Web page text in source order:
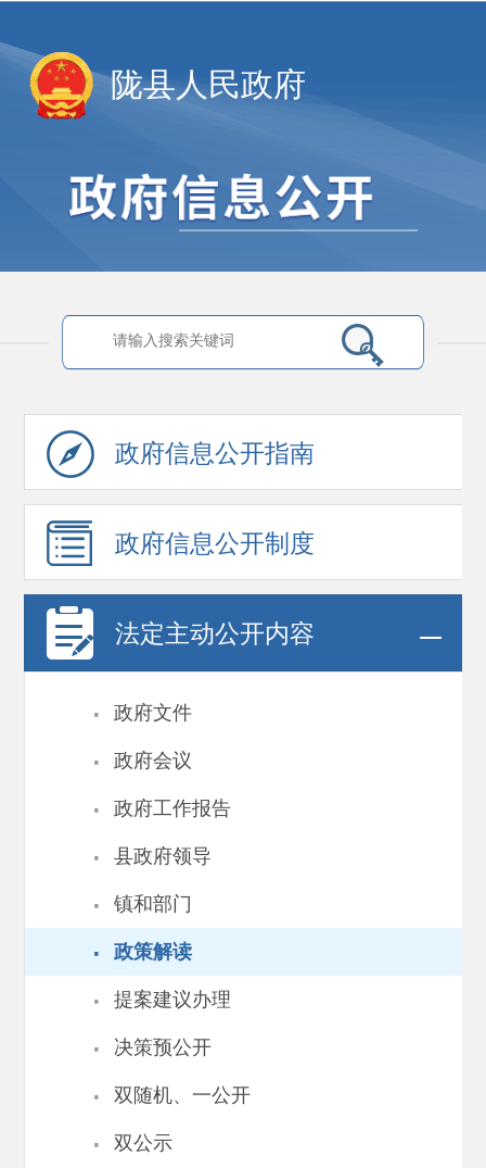
陇县人民政府
政府信息公开指南
政府信息公开制度
法定主动公开内容
· 政府文件
· 政府会议
· 政府工作报告
· 县政府领导
· 镇和部门
· 政策解读
· 提案建议办理
· 决策预公开
· 双随机、一公开
· 双公示